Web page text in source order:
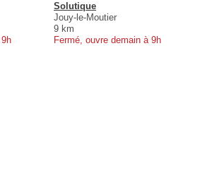
Solutique
Jouy-le-Moutier
9 km
Fermé, ouvre demain à 9h